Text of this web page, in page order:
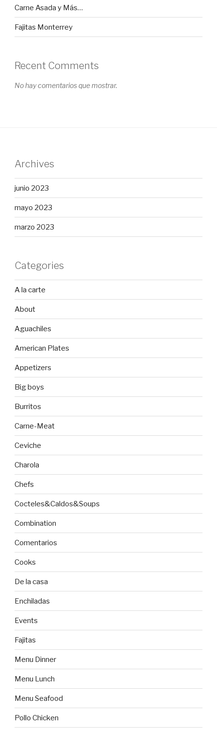
Carne Asada y Más…
Fajitas Monterrey
Recent Comments
No hay comentarios que mostrar.
Archives
junio 2023
mayo 2023
marzo 2023
Categories
A la carte
About
Aguachiles
American Plates
Appetizers
Big boys
Burritos
Carne-Meat
Ceviche
Charola
Chefs
Cocteles&Caldos&Soups
Combination
Comentarios
Cooks
De la casa
Enchiladas
Events
Fajitas
Menu Dinner
Menu Lunch
Menu Seafood
Pollo Chicken